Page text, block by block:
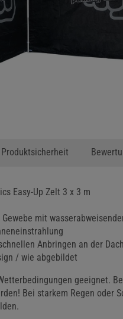
Easy-Up Zelt 3 x 3 m
mit
Anbringen an der
/ wie abgebildet
geeignet.
Bei starkem Regen oder